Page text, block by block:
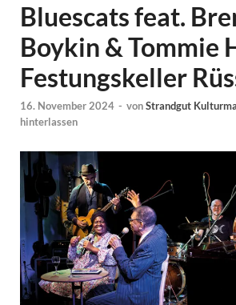
Bluescats feat.
Boykin & Tommie
Festungskeller
16. November 2024 - vonStrandgut
hinterlassen